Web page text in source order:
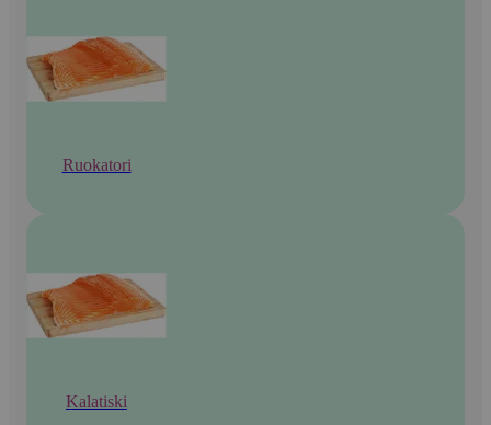
Ruokatori
Kalatiski